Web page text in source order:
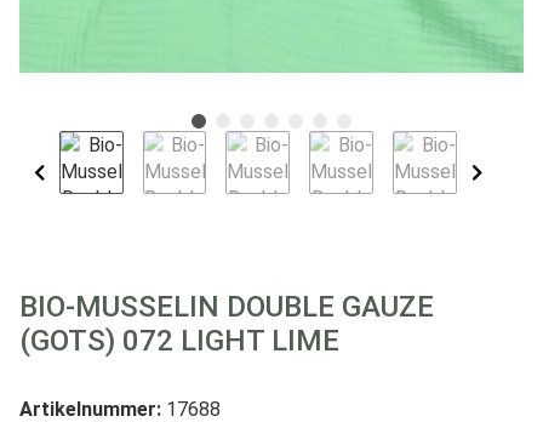
BIO-MUSSELIN DOUBLE GAUZE
(GOTS) 072 LIGHT LIME
Artikelnummer: 17688